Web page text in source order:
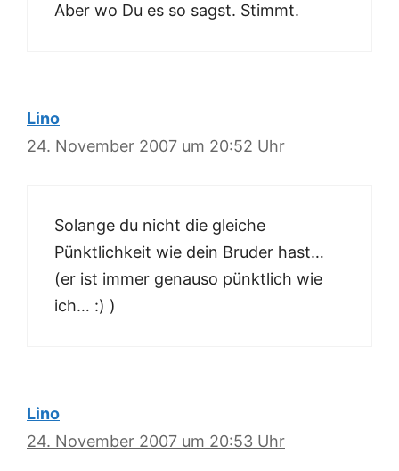
Aber wo Du es so sagst. Stimmt.
Lino
24. November 2007 um 20:52 Uhr
Solange du nicht die gleiche
Pünktlichkeit wie dein Bruder hast…
(er ist immer genauso pünktlich wie
ich… :) )
Lino
24. November 2007 um 20:53 Uhr